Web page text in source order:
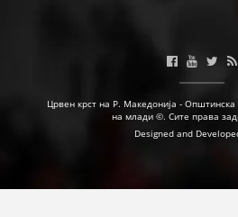
Црвен крст на Р. Македонија - Општинска
на млади ©. Сите права
Designed and